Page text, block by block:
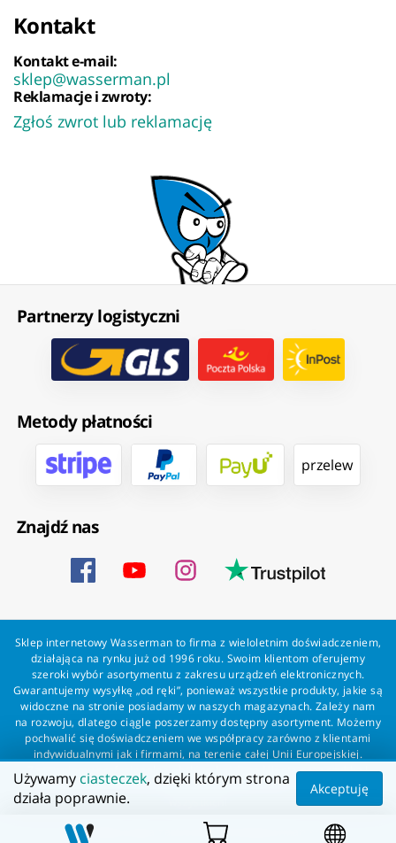
Kontakt
Kontakt e-mail:
sklep@wasserman.pl
Reklamacje i zwroty:
Zgłoś zwrot lub reklamację
Partnerzy logistyczni
Metody płatności
przelew
Znajdź nas
Sklep internetowy Wasserman to firma z wieloletnim doświadczeniem,
działająca na rynku już od 1996 roku. Swoim klientom oferujemy
szeroki wybór asortymentu z zakresu urządzeń elektronicznych.
Gwarantujemy wysyłkę „od ręki”, ponieważ wszystkie produkty, jakie są
widoczne na stronie posiadamy w naszych magazynach. Zależy nam
na rozwoju, dlatego ciągle poszerzamy dostępny asortyment. Możemy
pochwalić się doświadczeniem we współpracy zarówno z klientami
indywidualnymi jak i firmami, na terenie całej Unii Europejskiej.
Zapewniamy profesjonalną obsługę każdego klienta oraz szybką i
bezproblemową realizację zamówień. Wasserman - wszystko dla
Wszelkie prawa zastrzeżone dla Wasserman.eu
Używamy ciasteczek, dzięki którym strona
działa poprawnie.
Akceptuję